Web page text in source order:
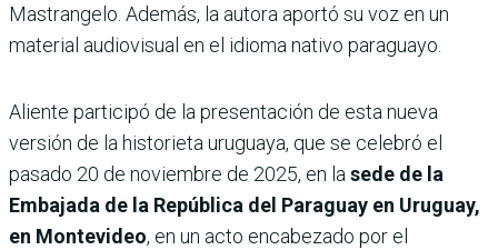
Mastrangelo. Además, la autora aportó su voz en un
material audiovisual en el idioma nativo paraguayo.
Aliente participó de la presentación de esta nueva
versión de la historieta uruguaya, que se celebró el
pasado 20 de noviembre de 2025, en la sede de la
Embajada de la República del Paraguay en Uruguay,
en Montevideo, en un acto encabezado por el